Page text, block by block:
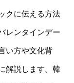
クに伝える方法
レンタインデー
い方や文化背
解説します。韓